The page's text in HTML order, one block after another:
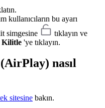
kullanıcıların bu ayarı
simgesine
tıklayın ve
Kilitle 'ye tıklayın.
nasıl
sitesine bakın.